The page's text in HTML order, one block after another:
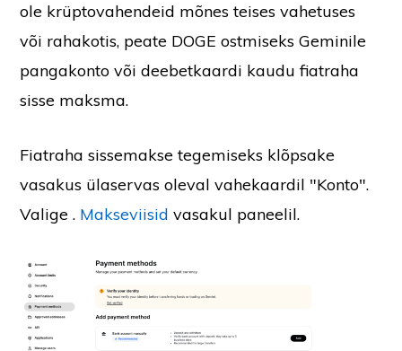
ole krüptovahendeid mõnes teises vahetuses
või rahakotis, peate DOGE ostmiseks Geminile
pangakonto või deebetkaardi kaudu fiatraha
sisse maksma.
Fiatraha sissemakse tegemiseks klõpsake
vasakus ülaservas oleval vahekaardil "Konto".
Valige . Makseviisid vasakul paneelil.